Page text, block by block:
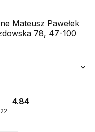
Mateusz Pawełek
78, 47-100
4.84